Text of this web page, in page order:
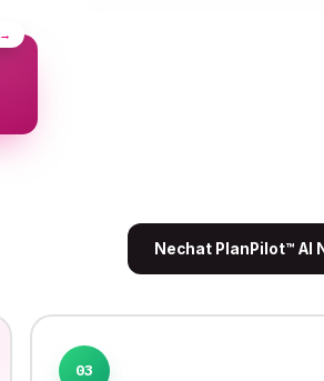
→
Nechat PlanPilot™ AI
03